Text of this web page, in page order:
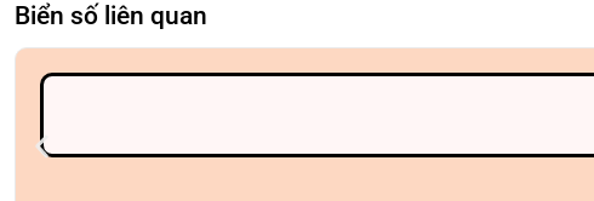
Biển số liên quan